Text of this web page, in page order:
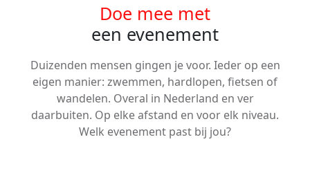
Doe mee met
een evenement
Duizenden mensen gingen je voor. Ieder op een
eigen manier: zwemmen, hardlopen, fietsen of
wandelen. Overal in Nederland en ver
daarbuiten. Op elke afstand en voor elk niveau.
Welk evenement past bij jou?